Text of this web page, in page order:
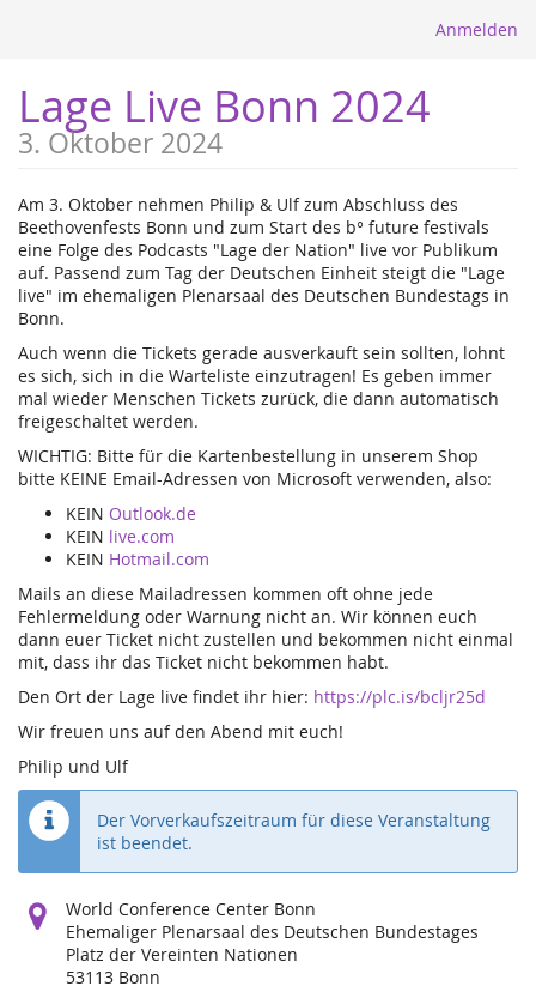
Anmelden
Lage Live Bonn 2024
3. Oktober 2024
Am 3. Oktober nehmen Philip & Ulf zum Abschluss des
Beethovenfests Bonn und zum Start des b° future festivals
eine Folge des Podcasts "Lage der Nation" live vor Publikum
auf. Passend zum Tag der Deutschen Einheit steigt die "Lage
live" im ehemaligen Plenarsaal des Deutschen Bundestags in
Bonn.
Auch wenn die Tickets gerade ausverkauft sein sollten, lohnt
es sich, sich in die Warteliste einzutragen! Es geben immer
mal wieder Menschen Tickets zurück, die dann automatisch
freigeschaltet werden.
WICHTIG: Bitte für die Kartenbestellung in unserem Shop
bitte KEINE Email-Adressen von Microsoft verwenden, also:
KEIN Outlook.de
KEIN live.com
KEIN Hotmail.com
Mails an diese Mailadressen kommen oft ohne jede
Fehlermeldung oder Warnung nicht an. Wir können euch
dann euer Ticket nicht zustellen und bekommen nicht einmal
mit, dass ihr das Ticket nicht bekommen habt.
Den Ort der Lage live findet ihr hier: https://plc.is/bcljr25d
Wir freuen uns auf den Abend mit euch!
Philip und Ulf
Der Vorverkaufszeitraum für diese Veranstaltung
ist beendet.
Wo
findet
diese
Veranstaltung
World Conference Center Bonn
Ehemaliger Plenarsaal des Deutschen Bundestages
Platz der Vereinten Nationen
53113 Bonn